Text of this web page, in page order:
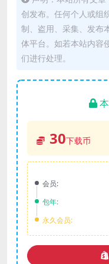
创发布。任何个人或组
制、盗用、采集、发布
体平台。如若本站内容
们进行处理。
30下载币
会员:
包年:
永久会员: